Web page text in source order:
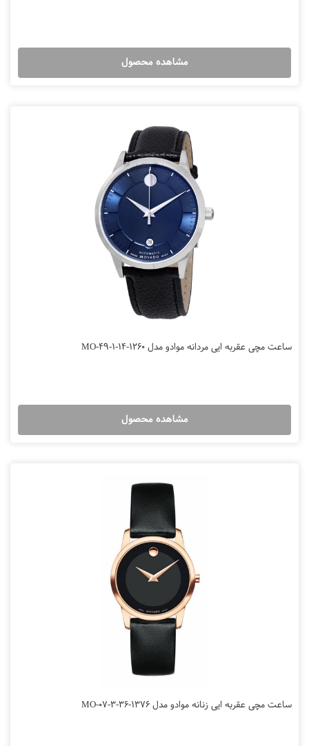
مشاهده محصول
ساعت مچی عقربه ایی مردانه موادو مدل MO-49-1-14-1260
مشاهده محصول
ساعت مچی عقربه ایی زنانه موادو مدل MO-07-3-36-1376